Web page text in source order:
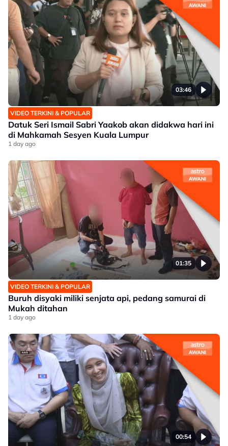
03:46
VIDEO TERKINI & POPULAR
Datuk Seri Ismail Sabri Yaakob akan didakwa hari ini
di Mahkamah Sesyen Kuala Lumpur
1 day ago
01:35
VIDEO TERKINI & POPULAR
Buruh disyaki miliki senjata api, pedang samurai di
Mukah ditahan
1 day ago
00:54